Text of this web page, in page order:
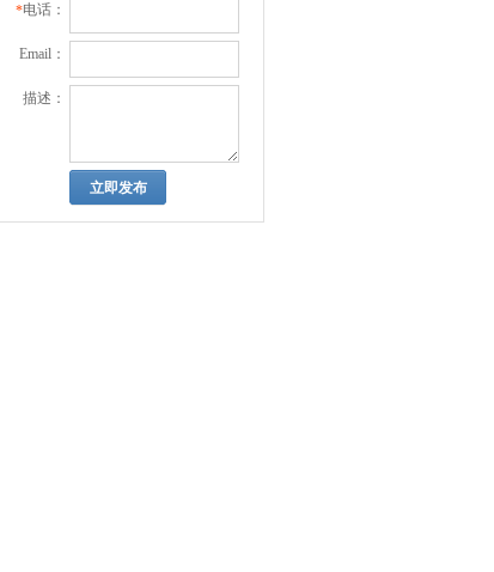
*电话：
Email：
描述：